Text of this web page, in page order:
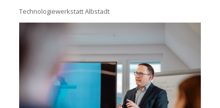
Technologiewerkstatt Albstadt